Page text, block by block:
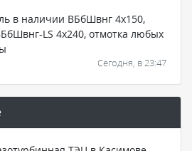
в наличии ВБбШвнг 4х150,
LS 4х240, отмотка любых
Сегодня, в 23:47